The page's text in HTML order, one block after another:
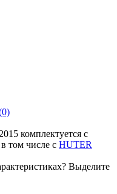
комплектуется с
том числе с HUTER
Выделите